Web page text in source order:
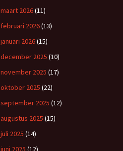
maart 2026(11)
februari 2026(13)
januari 2026(15)
december 2025 (10)
november 2025 (17)
oktober 2025 (22)
september 2025 (12)
augustus 2025 (15)
juli 2025 (14)
juni 2025 (12)